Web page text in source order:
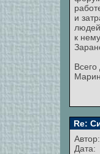
и
к
Всего
Re:
Автор:
Дата: